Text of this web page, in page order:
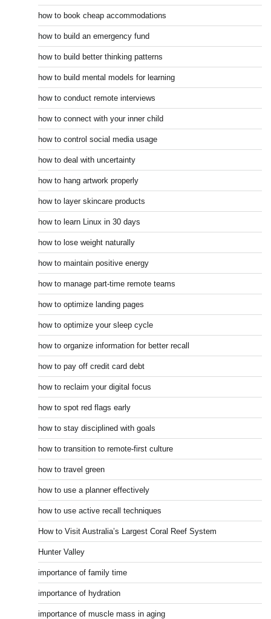
how to book cheap accommodations
how to build an emergency fund
how to build better thinking patterns
how to build mental models for learning
how to conduct remote interviews
how to connect with your inner child
how to control social media usage
how to deal with uncertainty
how to hang artwork properly
how to layer skincare products
how to learn Linux in 30 days
how to lose weight naturally
how to maintain positive energy
how to manage part-time remote teams
how to optimize landing pages
how to optimize your sleep cycle
how to organize information for better recall
how to pay off credit card debt
how to reclaim your digital focus
how to spot red flags early
how to stay disciplined with goals
how to transition to remote-first culture
how to travel green
how to use a planner effectively
how to use active recall techniques
How to Visit Australia’s Largest Coral Reef System
Hunter Valley
importance of family time
importance of hydration
importance of muscle mass in aging